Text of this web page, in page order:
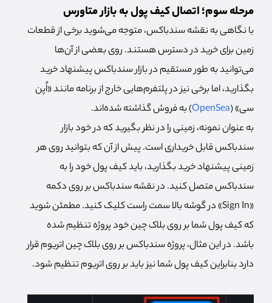
مرحله سوم؛ اتصال کیف پول به بازار متاورس
با نگاهی به نقشه سندباکس، متوجه می‌شوید برخی از قطعات
زمین برای خرید در دسترس هستند. روی بعضی از آن‌ها
می‌توانید به طور مستقیم در بازار سندباکس پیشنهاد خرید
بگذارید، اما برخی نیز در پلتفرم‌هایی خارج از برنامه مانند «اُپن
سی» (OpenSea) به فروش گذاشته شده‌اند.
به عنوان نمونه، زمینی را در نظر بگیرید که در خود بازار
سندباکس قابل خریداری است. پیش از آن که بتوانید روی هر
زمینی پیشنهاد خرید بگذارید، باید کیف پول خود را به
سندباکس متصل کنید. در نقشه سندباکس بر روی دکمه
«Sign In» در گوشه بالا سمت راست کلیک کنید. مطمئن شوید
که کیف پول شما بر روی بلاک چین خود پروژه تنظیم شده
باشد. در این مثال، پروژه سندباکس بر روی بلاک چین اتریوم قرار
دارد بنابراین کیف پول شما نیز باید بر روی اتریوم تنظیم شود.